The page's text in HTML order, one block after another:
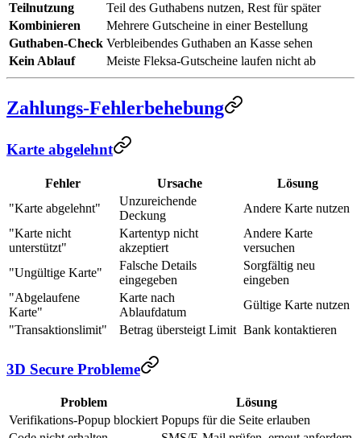
Teilnutzung
Teil des Guthabens nutzen, Rest für später
Kombinieren
Mehrere Gutscheine in einer Bestellung
Guthaben-Check Verbleibendes Guthaben an Kasse sehen
Kein Ablauf
Meiste Fleksa-Gutscheine laufen nicht ab
Zahlungs-Fehlerbehebung
Karte abgelehnt
Fehler Ursache
Lösung
"Karte abgelehnt"
Unzureichende
Deckung
Andere Karte nutzen
"Karte nicht
unterstützt"
Kartentyp nicht
akzeptiert
Andere Karte
versuchen
"Ungültige Karte"
Falsche Details
eingegeben
Sorgfältig neu
eingeben
"Abgelaufene
Karte"
Karte nach
Ablaufdatum
Gültige Karte nutzen
"Transaktionslimit"
Betrag übersteigt Limit Bank kontaktieren
3D Secure Probleme
Problem
Lösung
Verifikations-Popup blockiert Popups für die Seite erlauben